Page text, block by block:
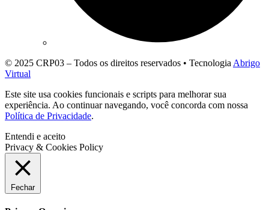
© 2025 CRP03 – Todos os direitos reservados • Tecnologia Abrigo
Virtual
Este site usa cookies funcionais e scripts para melhorar sua
experiência. Ao continuar navegando, você concorda com nossa
Política de Privacidade.
Entendi e aceito
Privacy & Cookies Policy
Fechar